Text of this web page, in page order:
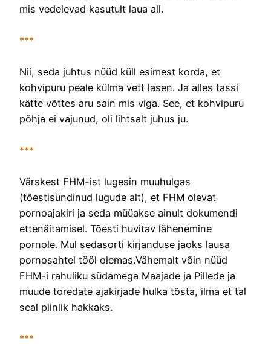
mis vedelevad kasutult laua all.
***
Nii, seda juhtus nüüd küll esimest korda, et
kohvipuru peale külma vett lasen. Ja alles tassi
kätte võttes aru sain mis viga. See, et kohvipuru
põhja ei vajunud, oli lihtsalt juhus ju.
***
Värskest FHM-ist lugesin muuhulgas
(tõestisündinud lugude alt), et FHM olevat
pornoajakiri ja seda müüakse ainult dokumendi
ettenäitamisel. Tõesti huvitav lähenemine
pornole. Mul sedasorti kirjanduse jaoks lausa
pornosahtel tööl olemas.Vähemalt võin nüüd
FHM-i rahuliku südamega Maajade ja Pillede ja
muude toredate ajakirjade hulka tõsta, ilma et tal
seal piinlik hakkaks.
***